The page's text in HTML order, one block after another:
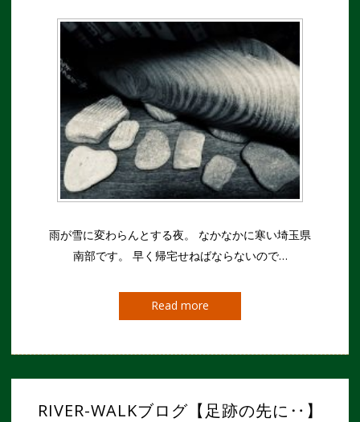
雨が雪に変わらんとする夜。 なかなかに寒い埼玉県
南部です。 早く帰宅せねばならないので…
Read more
RIVER-WALKブログ【足跡の先に‥】